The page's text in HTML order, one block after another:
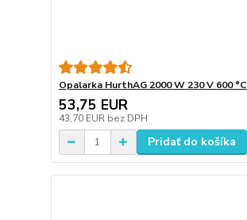
Opalarka HurthAG 2000 W 230 V 600 °C
53,75 EUR
43,70 EUR bez DPH
Pridať do košíka